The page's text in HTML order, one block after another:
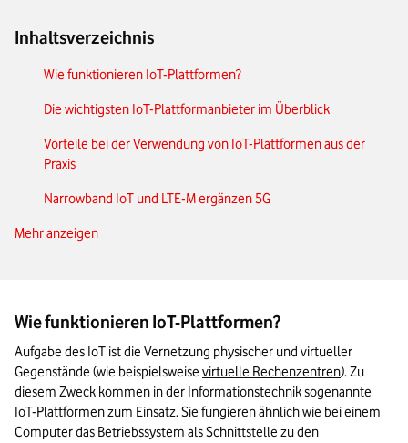
Inhaltsverzeichnis
Wie funktionieren IoT-Plattformen?
Die wichtigsten IoT-Plattformanbieter im Überblick
Vorteile bei der Verwendung von IoT-Plattformen aus der
Praxis
Narrowband IoT und LTE-M ergänzen 5G
Der IoT-ready-Selbstcheck
Mehr anzeigen
Wie funktionieren IoT-Plattformen?
Aufgabe des IoT ist die Vernetzung physischer und virtueller
Gegenstände (wie beispielsweise virtuelle Rechenzentren). Zu
diesem Zweck kommen in der Informationstechnik sogenannte
IoT-Plattformen zum Einsatz. Sie fungieren ähnlich wie bei einem
Computer das Betriebssystem als Schnittstelle zu den